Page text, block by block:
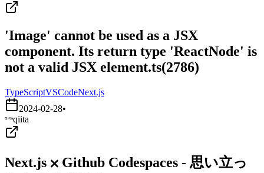
'Image' cannot be used as a JSX
component. Its return type 'ReactNode' is
not a valid JSX element.ts(2786)
TypeScriptVSCodeNext.js
2024-02-28•
qiita
Next.js ⨉ Github Codespaces - 思い立っ